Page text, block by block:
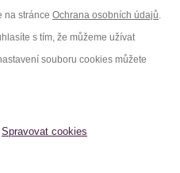
na stránce Ochrana osobních údajů.
s tím, že můžeme užívat
souboru cookies můžete
Spravovat cookies
Youtube
cookies